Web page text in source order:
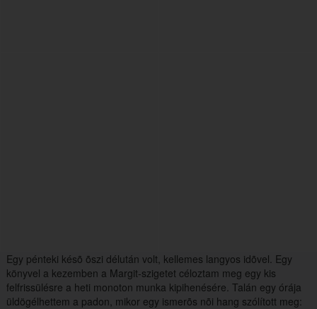
Egy pénteki késõ õszi délután volt, kellemes langyos idõvel. Egy
könyvel a kezemben a Margit-szigetet céloztam meg egy kis
felfrissülésre a heti monoton munka kipihenésére. Talán egy órája
üldögélhettem a padon, mikor egy ismerõs nõi hang szólított meg: